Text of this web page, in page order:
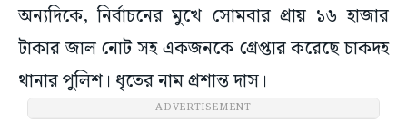
অন্যদিকে, নির্বাচনের মুখে সোমবার প্রায় ১৬ হাজার
টাকার জাল নোট সহ একজনকে গ্রেপ্তার করেছে চাকদহ
থানার পুলিশ। ধৃতের নাম প্রশান্ত দাস।
ADVERTISEMENT